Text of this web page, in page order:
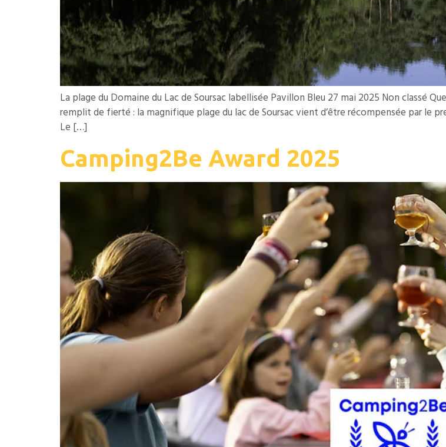
La plage du Domaine du Lac de Soursac labellisée Pavillon Bleu 27 mai 2025 Non classé
remplit de fierté : la magnifique plage du lac de Soursac vient d’être récompensée par le
Le […]
Camping2Be Award 2025